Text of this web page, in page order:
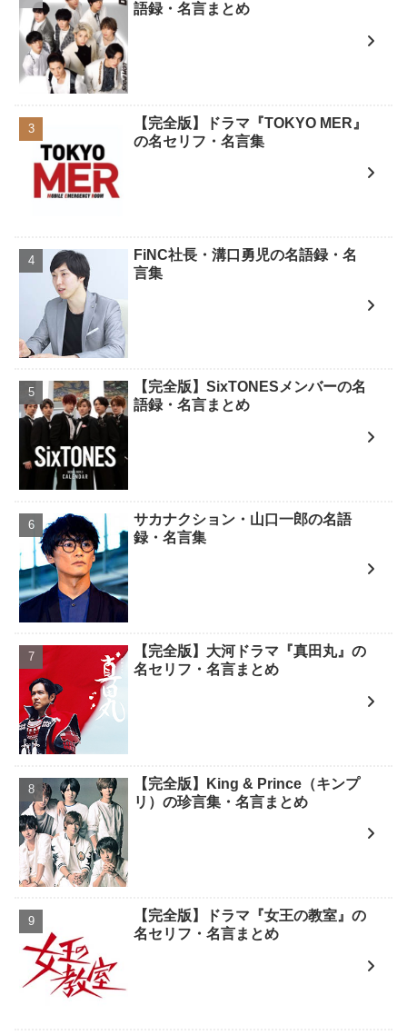
語録・名言まとめ
【完全版】ドラマ『TOKYO MER』
の名セリフ・名言集
FiNC社長・溝口勇児の名語録・名
言集
【完全版】SixTONESメンバーの名
語録・名言まとめ
サカナクション・山口一郎の名語
録・名言集
【完全版】大河ドラマ『真田丸』の
名セリフ・名言まとめ
【完全版】King & Prince（キンプ
リ）の珍言集・名言まとめ
【完全版】ドラマ『女王の教室』の
名セリフ・名言まとめ